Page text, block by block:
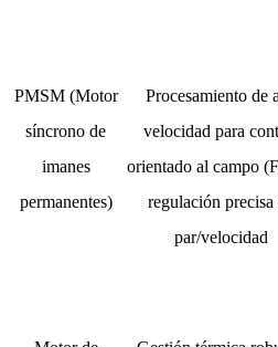
PMSM (Motor
síncrono de
imanes
permanentes)
Procesamiento de
velocidad para
orientado al campo
regulación precisa
par/velocidad